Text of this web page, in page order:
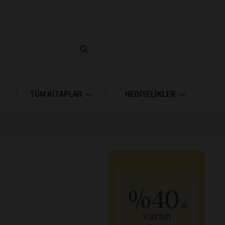
TÜM KİTAPLAR HEDİYELİKLER